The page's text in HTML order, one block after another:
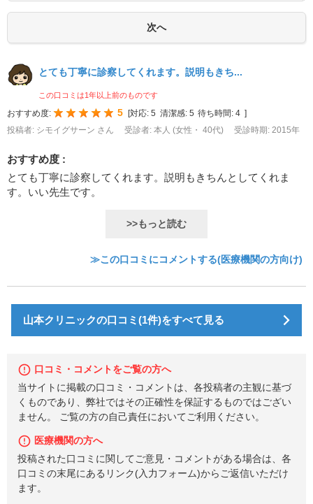
とても丁寧に診察してくれます。説明もきち...
この口コミは1年以上前のものです
おすすめ度: 5 [対応: 5 清潔感: 5 待ち時間: 4 ]
投稿者: シモイグサーン さん
受診者: 本人 (女性・ 40代) 受診時期: 2015年
おすすめ度 :
とても丁寧に診察してくれます。説明もきちんとしてくれま
す。いい先生です。
>>もっと読む
≫この口コミにコメントする(医療機関の方向け)
山本クリニックの口コミ(1件)をすべて見る
口コミ・コメントをご覧の方へ
当サイトに掲載の口コミ・コメントは、各投稿者の主観に基づ
くものであり、弊社ではその正確性を保証するものではござい
ません。 ご覧の方の自己責任においてご利用ください。
医療機関の方へ
投稿された口コミに関してご意見・コメントがある場合は、各
口コミの末尾にあるリンク(入力フォーム)からご返信いただけ
ます。